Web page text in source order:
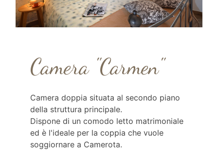
Camera "Carmen"
Camera doppia situata al secondo piano
della struttura principale.
Dispone di un comodo letto matrimoniale
ed è l'ideale per la coppia che vuole
soggiornare a Camerota.